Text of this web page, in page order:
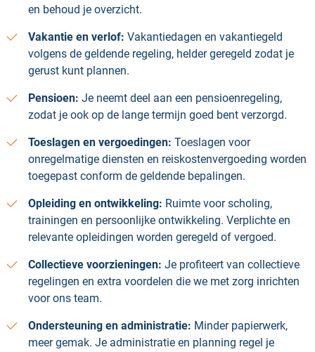
en behoud je overzicht.
Vakantie en verlof: Vakantiedagen en vakantiegeld
volgens de geldende regeling, helder geregeld zodat je
gerust kunt plannen.
Pensioen: Je neemt deel aan een pensioenregeling,
zodat je ook op de lange termijn goed bent verzorgd.
Toeslagen en vergoedingen: Toeslagen voor
onregelmatige diensten en reiskostenvergoeding worden
toegepast conform de geldende bepalingen.
Opleiding en ontwikkeling: Ruimte voor scholing,
trainingen en persoonlijke ontwikkeling. Verplichte en
relevante opleidingen worden geregeld of vergoed.
Collectieve voorzieningen: Je profiteert van collectieve
regelingen en extra voordelen die we met zorg inrichten
voor ons team.
Ondersteuning en administratie: Minder papierwerk,
meer gemak. Je administratie en planning regel je